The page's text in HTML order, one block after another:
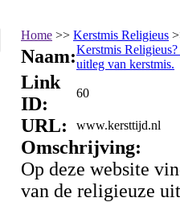
Home >> Kerstmis Religieus
Naam:Kerstmis
uitleg van kerstmis.
Link
ID:
60
URL: www.kersttijd.nl
Omschrijving:
Op deze website
van de religieuze